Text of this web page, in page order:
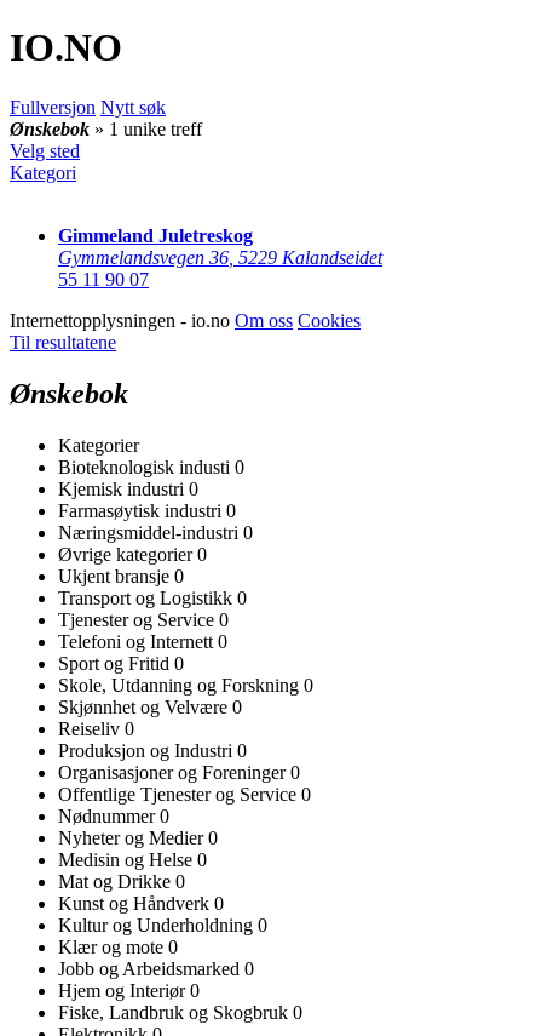
IO.NO
Fullversjon Nytt søk
Ønskebok » 1 unike treff
Velg sted
Kategori
Gimmeland Juletreskog
Gymmelandsvegen 36 5229 Kalandseidet
55 11 90 07
Internettopplysningen - io.no Om oss Cookies
Til resultatene
Ønskebok
Kategorier
Bioteknologisk industi 0
Kjemisk industri 0
Farmasøytisk industri 0
Næringsmiddel-industri 0
Øvrige kategorier0
Ukjent bransje 0
Transport og Logistikk 0
Tjenester og Service 0
Telefoni og Internett 0
Sport og Fritid 0
Skole, Utdanning og Forskning 0
Skjønnhet og Velvære 0
Reiseliv 0
Produksjon og Industri 0
Organisasjoner og Foreninger0
Offentlige Tjenester og Service 0
Nødnummer0
Nyheter og Medier0
Medisin og Helse 0
Mat og Drikke 0
Kunst og Håndverk 0
Kultur og Underholdning 0
Klær og mote 0
Jobb og Arbeidsmarked 0
Hjem og Interiør0
Fiske, Landbruk og Skogbruk 0